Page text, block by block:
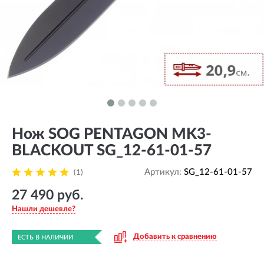
Нож SOG PENTAGON MK3-
BLACKOUT SG_12-61-01-57
(1) Артикул: SG_12-61-01-57
27 490 руб.
Нашли дешевле?
ЕСТЬ В НАЛИЧИИ Добавить к сравнению